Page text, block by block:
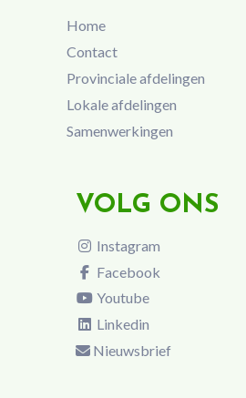
Home
Contact
Provinciale afdelingen
Lokale afdelingen
Samenwerkingen
VOLG ONS
Instagram
Facebook
Youtube
Linkedin
Nieuwsbrief